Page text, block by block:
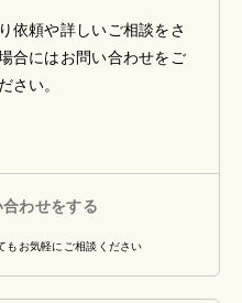
依頼や詳しいご相談をさ
合にはお問い合わせをご
さい。
わせをする
もお気軽にご相談ください